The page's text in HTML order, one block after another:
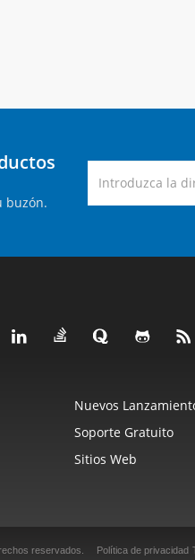
buzón.
Nuevos
Soporte Gratuito
Sitios Web
reservados. Política de privacidad